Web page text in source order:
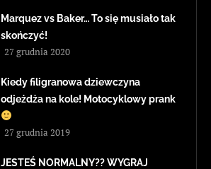
Marquez vs Baker… To się musiało tak
skończyć!
27 grudnia 2020
Kiedy filigranowa dziewczyna
odjeżdża na kole! Motocyklowy prank
27 grudnia 2019
JESTEŚ NORMALNY?? WYGRAJ